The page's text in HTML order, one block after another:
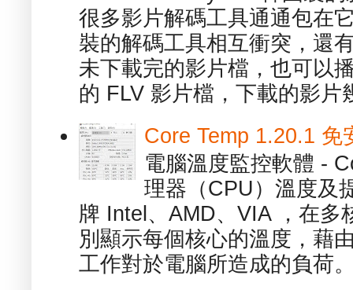
很多影片解碼工具通通包在
裝的解碼工具相互衝突，還
未下載完的影片檔，也可以
的 FLV 影片檔，下載的影片
Core Temp 1.20.1 免
電腦溫度監控軟體 -
理器（CPU）溫度及
牌 Intel、AMD、VIA ，在多
別顯示每個核心的溫度，藉
工作對於電腦所造成的負荷